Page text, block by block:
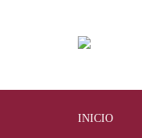
INICIO